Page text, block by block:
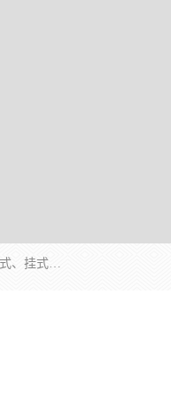
防爆正压分析小屋；不锈钢、碳钢材质防爆正压通风柜，分上下、左右、外挂三种款式；立式、挂式防爆配电柜体；不锈钢、碳钢防爆变频、磁力、星三角启动器；不锈钢、碳钢、铸铝防爆控制箱柜；可操作按键、多块式防爆仪表箱；多材质防爆接线箱；台式防爆电脑、防爆监视器。产品适配石油、化工、煤炭、电力、纺织、酿酒、航天、铁路、冶金、船舶、消防、市政等多行业工况使用。